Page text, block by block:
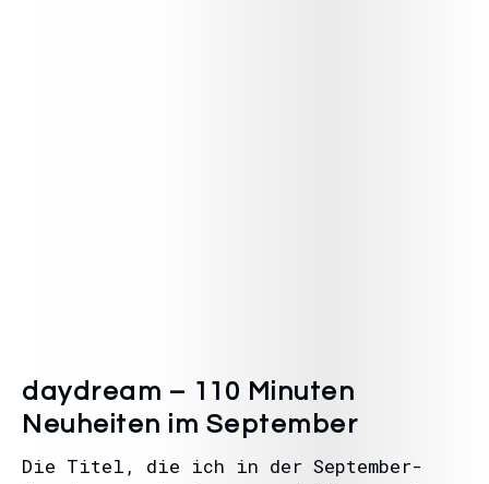
daydream – 110 Minuten
Neuheiten im September
Die Titel, die ich in der September-